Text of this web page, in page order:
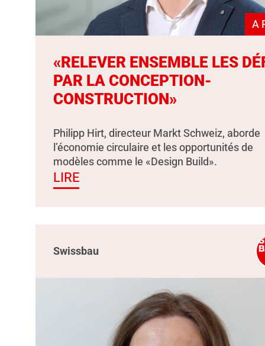
A
«RELEVER ENSEMBLE LES
PAR LA CONCEPTION-
CONSTRUCTION»
Philipp Hirt, directeur Markt Schweiz, aborde
l’économie circulaire et les opportunités de
modèles comme le «Design Build».
LIRE
Swissbau